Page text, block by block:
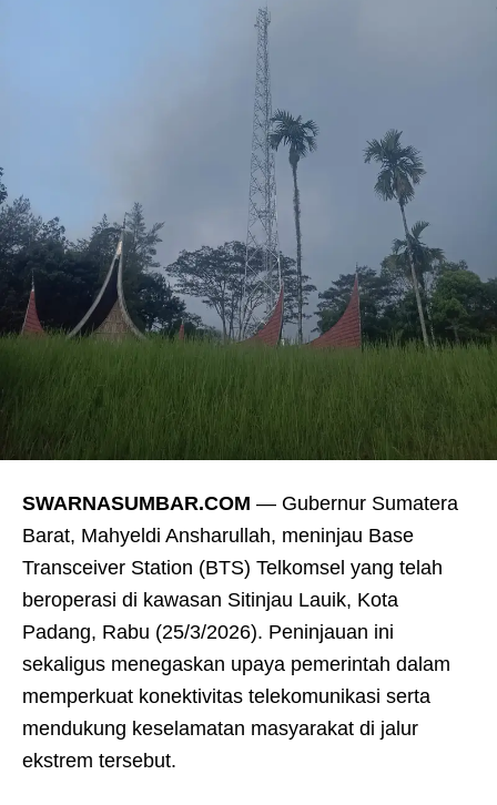
SWARNASUMBAR.COM — Gubernur Sumatera
Barat, Mahyeldi Ansharullah, meninjau Base
Transceiver Station (BTS) Telkomsel yang telah
beroperasi di kawasan Sitinjau Lauik, Kota
Padang, Rabu (25/3/2026). Peninjauan ini
sekaligus menegaskan upaya pemerintah dalam
memperkuat konektivitas telekomunikasi serta
mendukung keselamatan masyarakat di jalur
ekstrem tersebut.